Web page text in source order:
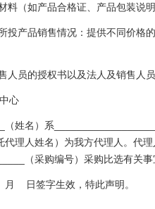
料（如产品合格证、产品包装说
投产品销售情况：提供不同价格
人员的授权书以及法人及销售人
心
（姓名）系
理人姓名）为我方代理人。代
（采购编号）采购比选有关事
日签字生效，特此声明。